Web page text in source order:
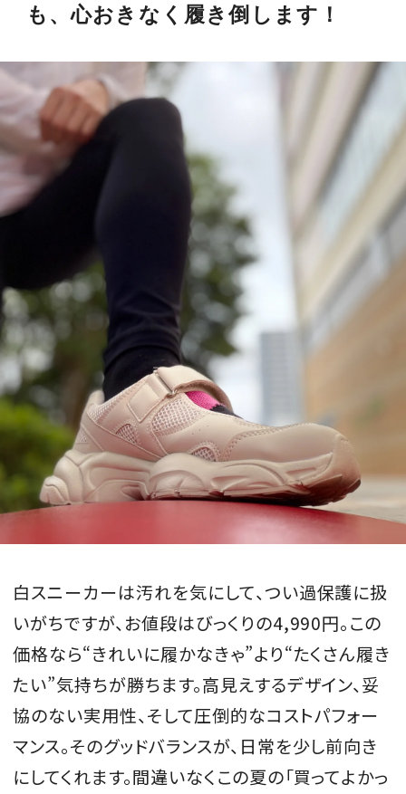
も、心おきなく履き倒します！
白スニーカーは汚れを気にして、つい過保護に扱
いがちですが、お値段はびっくりの4,990円。この
価格なら“きれいに履かなきゃ”より“たくさん履き
たい”気持ちが勝ちます。高見えするデザイン、妥
協のない実用性、そして圧倒的なコストパフォー
マンス。そのグッドバランスが、日常を少し前向き
にしてくれます。間違いなくこの夏の「買ってよかっ